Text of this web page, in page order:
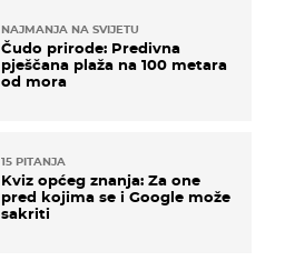
NAJMANJA NA SVIJETU
Čudo prirode: Predivna
pješčana plaža na 100 metara
od mora
15 PITANJA
Kviz općeg znanja: Za one
pred kojima se i Google može
sakriti